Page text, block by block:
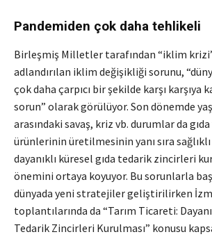
Pandemiden çok daha tehlikeli
Birleşmiş Milletler tarafından “iklim
adlandırılan iklim değişikliği sorunu,
çok daha çarpıcı bir şekilde karşı karşıya
sorun” olarak görülüyor. Son dönemde
arasındaki savaş, kriz vb. durumlar da
ürünlerinin üretilmesinin yanı sıra sağlıklı
dayanıklı küresel gıda tedarik zincirleri
önemini ortaya koyuyor. Bu sorunlarla
dünyada yeni stratejiler geliştirilirken
toplantılarında da “Tarım Ticareti:
Tedarik Zincirleri Kurulması” konusu